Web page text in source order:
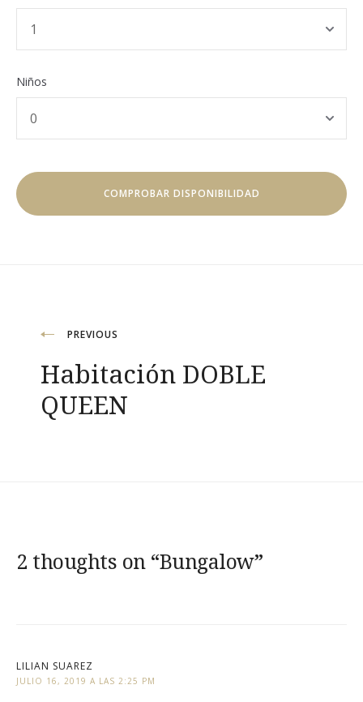
Niños
Navegación
de
entradas
PREVIOUS
Habitación DOBLE
QUEEN
2 thoughts on “Bungalow”
LILIAN SUAREZ
JULIO 16, 2019 A LAS 2:25 PM